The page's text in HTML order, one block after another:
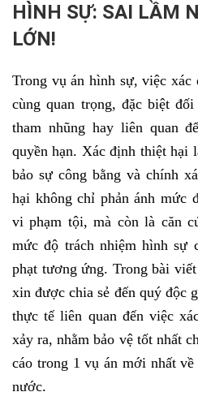
HÌNH SỰ: SAI LẦM
LỚN!
Trong vụ án hình sự, việc
cùng quan trọng, đặc biệt
tham nhũng hay liên quan
quyền hạn. Xác định thiệt hại
bảo sự công bằng và chính
hại không chỉ phản ánh mức
vi phạm tội, mà còn là căn
mức độ trách nhiệm hình sự
phạt tương ứng. Trong bài
xin được chia sẻ đến quý độc
thực tế liên quan đến việc
xảy ra, nhằm bảo vệ tốt nhất
cáo trong 1 vụ án mới nhất
nước.